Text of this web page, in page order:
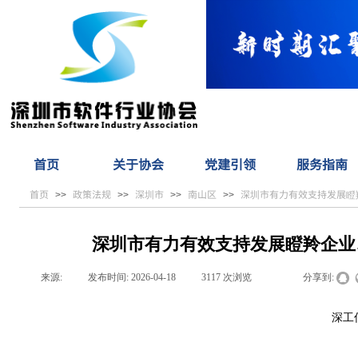
首页 关于协会 党建引领 服务指南
首页 >> 政策法规 >> 深圳市 >> 南山区 >> 深圳市有力有效支持发展
深圳市有力有效支持发展瞪羚企
来源: 发布时间: 2026-04-18 3117 次浏览 分享到:
深工